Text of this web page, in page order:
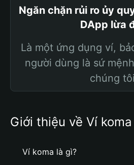
Ngăn chặn rủi ro ủy
DApp lừa
Là một ứng dụng ví,
người dùng là sứ
chúng
Giới thiệu về Ví koma
Ví koma là gì?